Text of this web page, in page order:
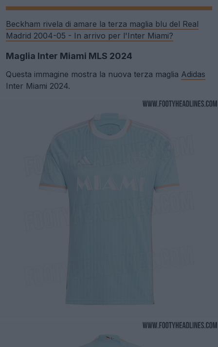
Beckham rivela di amare la terza maglia blu del Real
Madrid 2004-05 - In arrivo per l'Inter Miami?
Maglia Inter Miami MLS 2024
Questa immagine mostra la nuova terza maglia Adidas
Inter Miami 2024.